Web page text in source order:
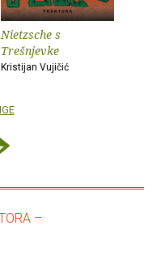
Nietzsche s
Trešnjevke
Kristijan Vujičić
–